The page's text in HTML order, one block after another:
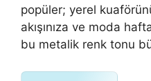
popüler; yerel
akışınıza ve moda
bu metalik renk tonu